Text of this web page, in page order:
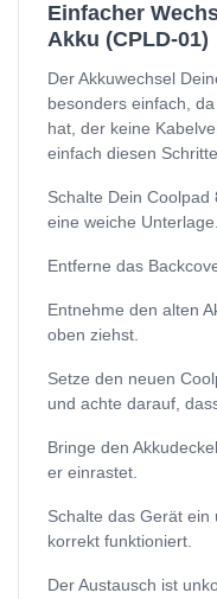
Einfacher
Akku (CPLD-01)
Der Akkuwechsel
besonders einfach,
hat, der keine
einfach diesen
Schalte Dein
eine weiche Unterlage.
Entferne das
Entnehme den alten
oben ziehst.
Setze den neuen
und achte darauf,
Bringe den
er einrastet.
Schalte das Gerät
korrekt funktioniert.
Der Austausch ist